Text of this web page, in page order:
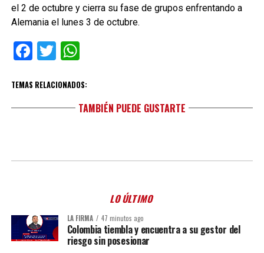
el 2 de octubre y cierra su fase de grupos enfrentando a
Alemania el lunes 3 de octubre.
Facebook
TwitterWhatsApp
TEMAS RELACIONADOS:
TAMBIÉN PUEDE GUSTARTE
LO ÚLTIMO
LA FIRMA 47 minutos ago
Colombia tiembla y encuentra a su gestor del
riesgo sin posesionar